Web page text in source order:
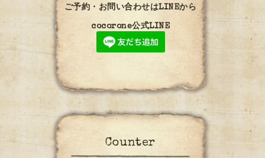
ご予約・お問い合わせはLINEから
cocorone公式LINE
Counter